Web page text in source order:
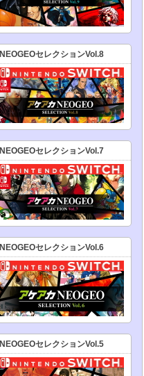
NEOGEOセレクションVol.8
NEOGEOセレクションVol.7
NEOGEOセレクションVol.6
NEOGEOセレクションVol.5